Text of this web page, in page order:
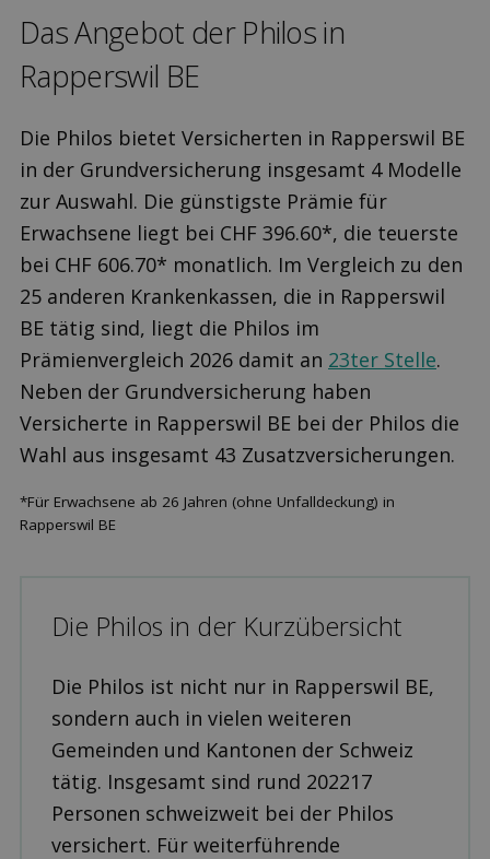
Das Angebot der Philos in
Rapperswil BE
Die Philos bietet Versicherten in Rapperswil BE
in der Grundversicherung insgesamt 4 Modelle
zur Auswahl. Die günstigste Prämie für
Erwachsene liegt bei CHF 396.60*, die teuerste
bei CHF 606.70* monatlich. Im Vergleich zu den
25 anderen Krankenkassen, die in Rapperswil
BE tätig sind, liegt die Philos im
Prämienvergleich 2026 damit an 23ter Stelle.
Neben der Grundversicherung haben
Versicherte in Rapperswil BE bei der Philos die
Wahl aus insgesamt 43 Zusatzversicherungen.
*Für Erwachsene ab 26 Jahren (ohne Unfalldeckung) in
Rapperswil BE
Die Philos in der Kurzübersicht
Die Philos ist nicht nur in Rapperswil BE,
sondern auch in vielen weiteren
Gemeinden und Kantonen der Schweiz
tätig. Insgesamt sind rund 202217
Personen schweizweit bei der Philos
versichert. Für weiterführende